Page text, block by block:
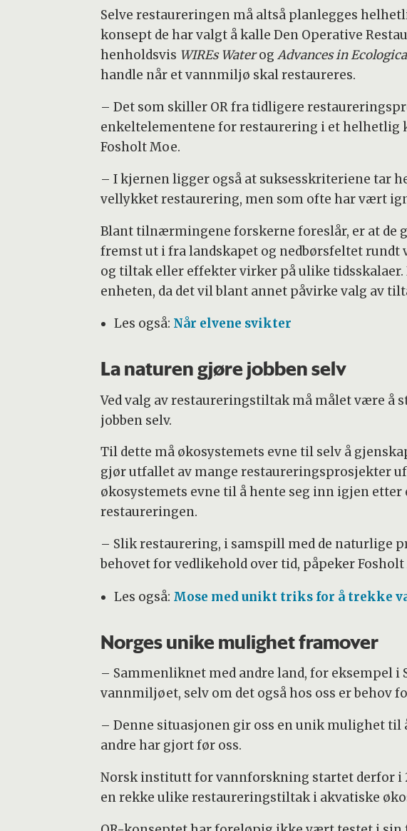
Selve restaureringen må altså planlegges
konsept de har valgt å kalle Den Operative
henholdsvis WIREs Waterog Advances in
handle når et vannmiljø skal restaureres.
– Det som skiller OR fra tidligere
enkeltelementene for restaurering i et helhetlig
Fosholt Moe.
– I kjernen ligger også at suksesskriteriene tar
vellykket restaurering, men som ofte har vært
Blant tilnærmingene forskerne foreslår, er at de
fremst ut i fra landskapet og nedbørsfeltet
og tiltak eller effekter virker på ulike
enheten, da det vil blant annet påvirke valg av
Les også: Når elvene svikter
La naturen gjøre jobben selv
Ved valg av restaureringstiltak må målet være å
jobben selv.
Til dette må økosystemets evne til selv å
gjør utfallet av mange restaureringsprosjekter
økosystemets evne til å hente seg inn igjen
restaureringen.
– Slik restaurering, i samspill med de naturlige
behovet for vedlikehold over tid, påpeker Fosholt
Les også: Mose med unikt triks for å trekke
Norges unike mulighet framover
– Sammenliknet med andre land, for eksempel
vannmiljøet, selv om det også hos oss er behov
– Denne situasjonen gir oss en unik mulighet til
andre har gjort før oss.
Norsk institutt for vannforskning startet derfor i
en rekke ulike restaureringstiltak i akvatiske